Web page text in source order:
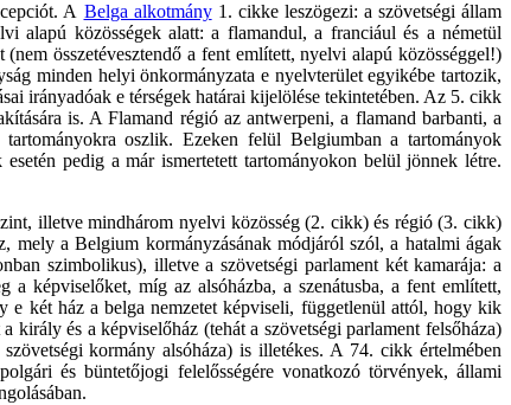
A Belga alkotmány1. cikke leszögezi: a szövetségi állam
alapú közösségek alatt: a flamandul, a franciául és a németül
összetévesztendő a fent említett, nyelvi alapú közösséggel!)
minden helyi önkormányzata e nyelvterület egyikébe tartozik,
irányadóak e térségek határai kijelölése tekintetében. Az 5. cikk
is. A Flamand régió az antwerpeni, a flamand barbanti, a
oszlik. Ezeken felül Belgiumban a tartományok
pedig a már ismertetett tartományokon belül jönnek létre.
illetve mindhárom nyelvi közösség (2. cikk) és régió (3. cikk)
mely a Belgium kormányzásának módjáról szól, a hatalmi ágak
szimbolikus), illetve a szövetségi parlament két kamarája: a
a képviselőket, míg az alsóházba, a szenátusba, a fent említett,
e két ház a belga nemzetet képviseli, függetlenül attól, hogy kik
és a képviselőház (tehát a szövetségi parlament felsőháza)
kormány alsóháza) is illetékes. A 74. cikk értelmében
és büntetőjogi felelősségére vonatkozó törvények, állami